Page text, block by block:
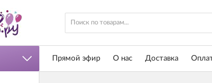
Прямой эфир О нас Доставка